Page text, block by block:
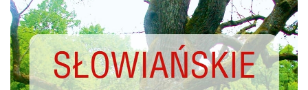
A
C
J
Ę